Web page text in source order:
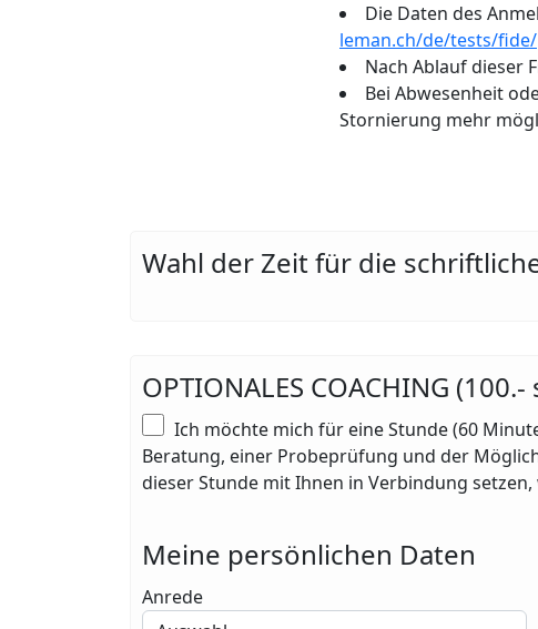
Die Daten des
leman.ch/de/tests/fide/
Nach Ablauf dieser
Bei Abwesenheit
Stornierung mehr
Wahl der Zeit für die
OPTIONALES COACHING
Ich möchte mich für eine Stunde (60
Beratung, einer Probeprüfung und der
dieser Stunde mit Ihnen in Verbindung
Meine persönlichen Daten
Anrede